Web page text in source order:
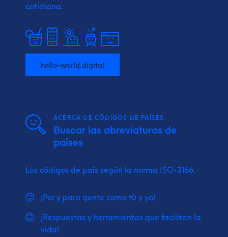
cotidiana.
hello-world.digital
ACERCA DE CÓDIGOS DE PAÍSES
Buscar las abreviaturas de
países
Los códigos de país según la norma ISO-3166.
¡Por y para gente como tú y yo!
¡Respuestas y herramientas que facilitan la
vida!